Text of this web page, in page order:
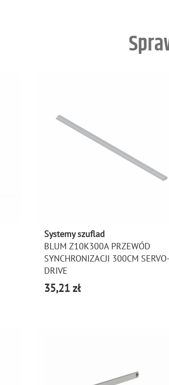
Systemy szuflad
BLUM Z10K300A PRZEWÓD
SYNCHRONIZACJI 300CM SERVO-
DRIVE
35,21 zł